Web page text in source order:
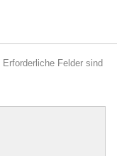
Erforderliche Felder sind